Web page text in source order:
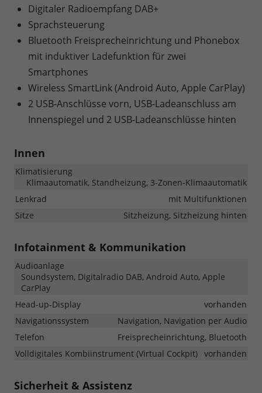
Digitaler Radioempfang DAB+
Sprachsteuerung
Bluetooth Freisprecheinrichtung und Phonebox
mit induktiver Ladefunktion für zwei
Smartphones
Wireless SmartLink (Android Auto, Apple CarPlay)
2 USB-Anschlüsse vorn, USB-Ladeanschluss am
Innenspiegel und 2 USB-Ladeanschlüsse hinten
Innen
Klimatisierung
Klimaautomatik, Standheizung, 3-Zonen-Klimaautomatik
Lenkrad
mit Multifunktionen
Sitze
Sitzheizung, Sitzheizung hinten
Infotainment & Kommunikation
Audioanlage
Soundsystem, Digitalradio DAB, Android Auto, Apple
CarPlay
Head-up-Display
vorhanden
Navigationssystem
Navigation, Navigation per Audio
Telefon
Freisprecheinrichtung, Bluetooth
Volldigitales Kombiinstrument (Virtual Cockpit) vorhanden
Sicherheit & Assistenz